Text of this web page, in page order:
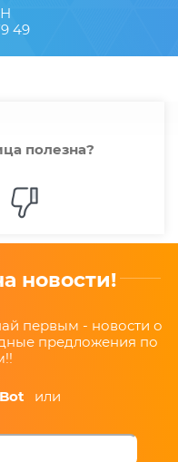
49
полезна?
новости!
первым - новости о
предложения по
или